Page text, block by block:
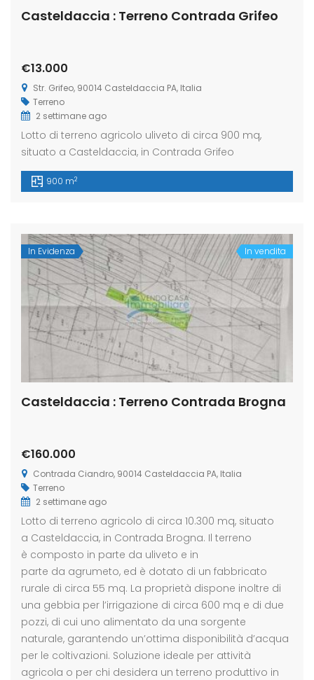
Casteldaccia : Terreno Contrada Grifeo
€13.000
Str. Grifeo, 90014 Casteldaccia PA, Italia
Terreno
2 settimane ago
Lotto di terreno agricolo uliveto di circa 900 mq,
situato a Casteldaccia, in Contrada Grifeo
900 m2
In Evidenza In vendita
Casteldaccia : Terreno Contrada Brogna
€160.000
Contrada Ciandro, 90014 Casteldaccia PA, Italia
Terreno
2 settimane ago
Lotto di terreno agricolo di circa 10.300 mq, situato
a Casteldaccia, in Contrada Brogna. Il terreno
è composto in parte da uliveto e in
parte da agrumeto, ed è dotato di un fabbricato
rurale di circa 55 mq. La proprietà dispone inoltre di
una gebbia per l’irrigazione di circa 600 mq e di due
pozzi, di cui uno alimentato da una sorgente
naturale, garantendo un’ottima disponibilità d’acqua
per le coltivazioni. Soluzione ideale per attività
agricola o per chi desidera un terreno produttivo in